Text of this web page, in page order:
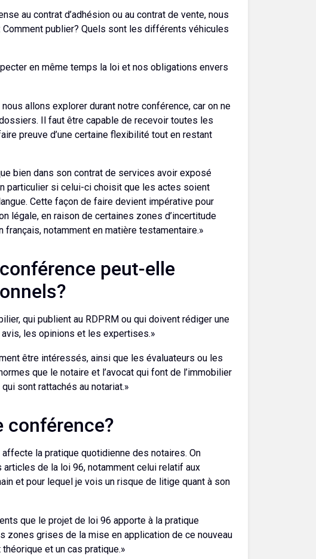
au contrat d’adhésion ou au contrat de vente, nous
publier? Quels sont les différents véhicules
en même temps la loi et nos obligations envers
allons explorer durant notre conférence, car on ne
Il faut être capable de recevoir toutes les
preuve d’une certaine flexibilité tout en restant
bien dans son contrat de services avoir exposé
particulier si celui-ci choisit que les actes soient
Cette façon de faire devient impérative pour
légale, en raison de certaines zones d’incertitude
français, notamment en matière testamentaire.»
peut-elle
qui publient au RDPRM ou qui doivent rédiger une
les opinions et les expertises.»
être intéressés, ainsi que les évaluateurs ou les
que le notaire et l’avocat qui font de l’immobilier
sont rattachés au notariat.»
conférence?
la pratique quotidienne des notaires. On
de la loi 96, notamment celui relatif aux
et pour lequel je vois un risque de litige quant à son
que le projet de loi 96 apporte à la pratique
zones grises de la mise en application de ce nouveau
et un cas pratique.»